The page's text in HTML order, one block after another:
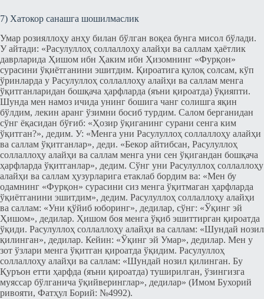
7) Хатокор санашга шошилмаслик
Умар розияллоҳу анҳу билан бўлган воқеа бунга мисол бўлади.
У айтади: «Расулуллоҳ соллаллоҳу алайҳи ва саллам ҳаётлик
даврларида Ҳишом ибн Ҳаким ибн Ҳизомнинг «Фурқон»
сурасини ўқиётганини эшитдим. Қироатига қулоқ солсам, кўп
ўринларда у Расулуллоҳ соллаллоҳу алайҳи ва саллам менга
ўқитганларидан бошқача ҳарфларда (яъни қироатда) ўқияпти.
Шунда мен намоз ичида унинг бошига чанг солишга яқин
бўлдим, лекин аранг ўзимни босиб турдим. Салом берганидан
сўнг ёқасидан бўғиб: «Ҳозир ўқиганинг сурани сенга ким
ўқитган?», дедим. У: «Менга уни Расулуллоҳ соллаллоҳу алайҳи
ва саллам ўқитганлар», деди. «Бекор айтибсан, Расулуллоҳ
соллаллоҳу алайҳи ва саллам менга уни сен ўқигандан бошқача
ҳарфларда ўқитганлар», дедим. Сўнг уни Расулуллоҳ соллаллоҳу
алайҳи ва саллам ҳузурларига етаклаб бордим ва: «Мен бу
одамнинг «Фурқон» сурасини сиз менга ўқитмаган ҳарфларда
ўқиётганини эшитдим», дедим. Расулуллоҳ соллаллоҳу алайҳи
ва саллам: «Уни қўйиб юборинг», дедилар, сўнг: «Ўқинг эй
Ҳишом», дедилар. Ҳишом боя менга ўқиб эшиттирган қироатда
ўқиди. Расулуллоҳ соллаллоҳу алайҳи ва саллам: «Шундай нозил
қилинган», дедилар. Кейин: «Ўқинг эй Умар», дедилар. Мен у
зот ўзлари менга ўқитган қироатда ўқидим. Расулуллоҳ
соллаллоҳу алайҳи ва саллам: «Шундай нозил қилинган. Бу
Қуръон етти ҳарфда (яъни қироатда) туширилган, ўзингизга
муяссар бўлганича ўқийверинглар», дедилар» (Имом Бухорий
ривояти, Фатҳул Борий: №4992).